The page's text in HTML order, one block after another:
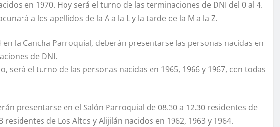
en 1970. Hoy será el turno de las terminaciones de DNI del 0 al 4.
a los apellidos de la A a la L y la tarde de la M a la Z.
en la Cancha Parroquial, deberán presentarse las personas nacidas en
de DNI.
será el turno de las personas nacidas en 1965, 1966 y 1967, con todas
presentarse en el Salón Parroquial de 08.30 a 12.30 residentes de
residentes de Los Altos y Alijilán nacidos en 1962, 1963 y 1964.